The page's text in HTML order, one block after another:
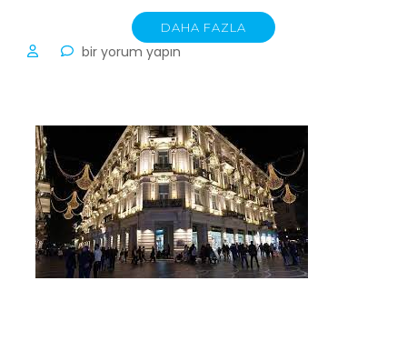
DAHA FAZLA
Private
(chauffeur)
Azerbaijan
için
bir yorum yapın